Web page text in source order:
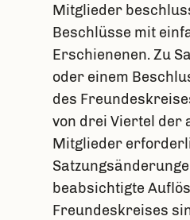
Mitglieder
Beschlüsse mit
Erschienenen. Zu
oder einem
des
von drei Viertel der
Mitglieder
beabsichtigte
Freundeskreises